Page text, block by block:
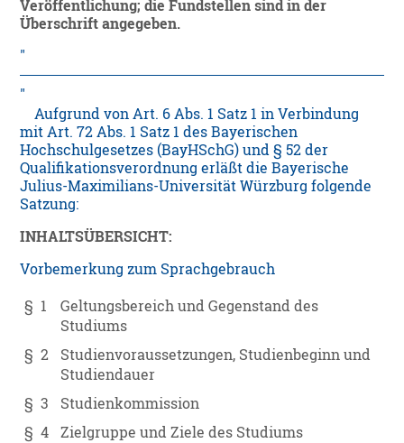
Veröffentlichung; die Fundstellen sind in der
Überschrift angegeben.
Aufgrund von Art. 6 Abs. 1 Satz 1 in Verbindung
mit Art. 72 Abs. 1 Satz 1 des Bayerischen
Hochschulgesetzes (BayHSchG) und § 52 der
Qualifikationsverordnung erläßt die Bayerische
Julius-Maximilians-Universität Würzburg folgende
Satzung:
INHALTSÜBERSICHT:
Vorbemerkung zum Sprachgebrauch
§ 1
Geltungsbereich und Gegenstand des
Studiums
§ 2
Studienvoraussetzungen, Studienbeginn und
Studiendauer
§ 3
Studienkommission
§ 4
Zielgruppe und Ziele des Studiums